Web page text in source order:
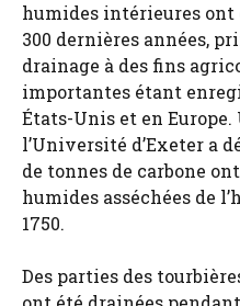
humides intérieures ont
300 dernières années,
drainage à des fins
importantes étant
États-Unis et en Europe.
l’Université d’Exeter a
de tonnes de carbone
humides asséchées de
1750.
Des parties des